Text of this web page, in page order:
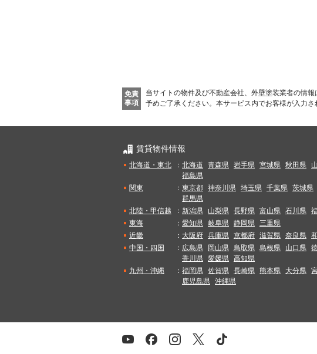
免責
事項
当サイトの物件及び不動産会社、外壁塗装業者の情
予めご了承ください。 本サービス内でお客様が入力
賃貸物件情報
北海道・東北 ： 北海道 青森県 岩手県 宮城県 秋田県
福島県
関東
： 東京都 神奈川県 埼玉県 千葉県 茨城県
群馬県
北陸・甲信越
： 新潟県 山梨県 長野県 富山県 石川県
東海
： 愛知県 岐阜県 静岡県 三重県
近畿
： 大阪府 兵庫県 京都府 滋賀県 奈良県
中国・四国
： 広島県 岡山県 鳥取県 島根県 山口県
香川県 愛媛県 高知県
九州・沖縄
： 福岡県 佐賀県 長崎県 熊本県 大分県
鹿児島県 沖縄県